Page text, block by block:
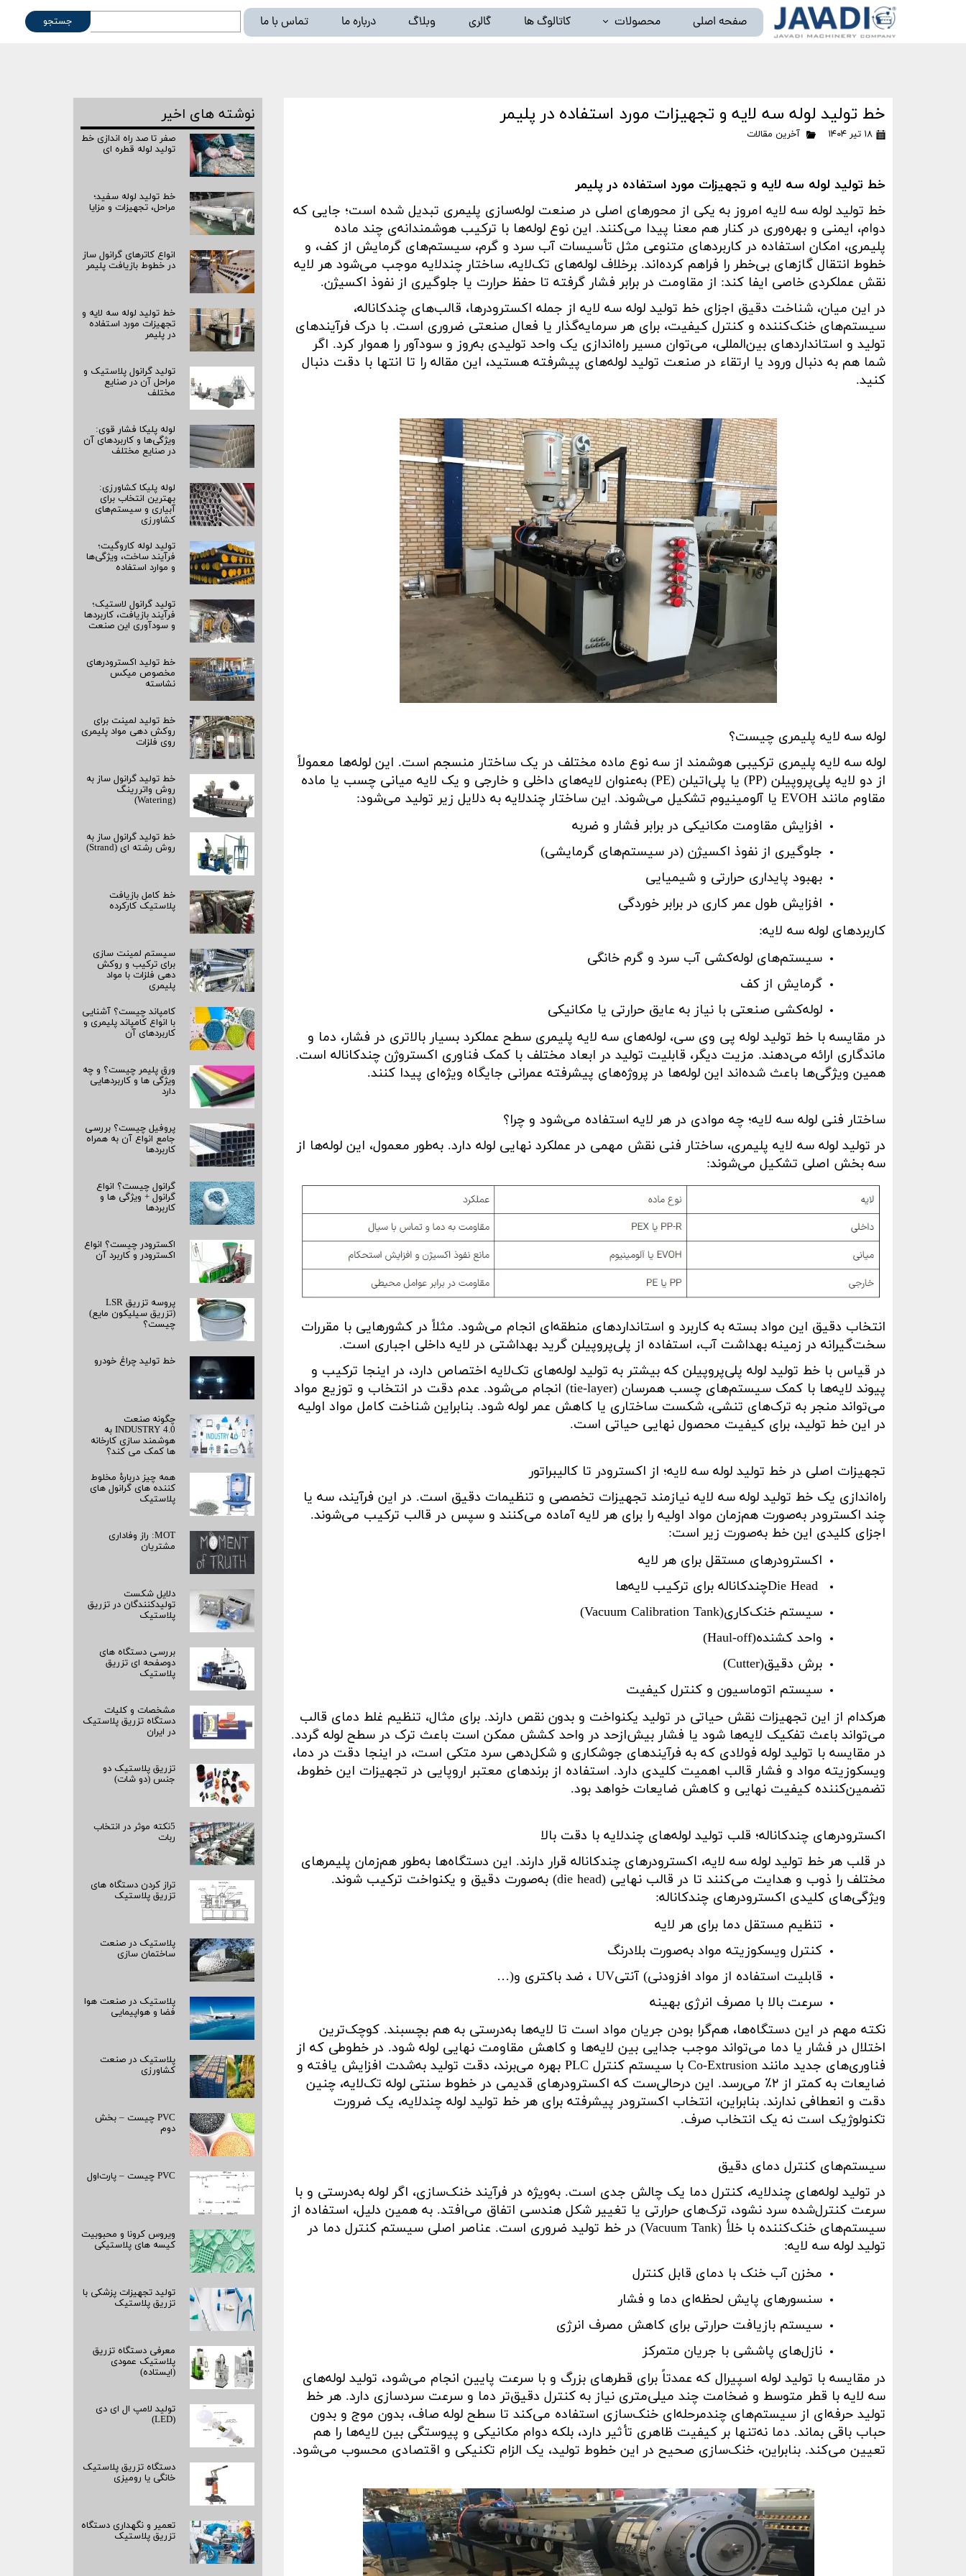
صفحه اصلی محصولات
خط شستشوی نایلون و تجهیزات وابسته
کاتالوگ ها گالری وبلاگ درباره ما تماس با ما جستجو
خط تولید لوله سه لایه و تجهیزات مورد استفاده در پلیمر
۱۸ تیر ۱۴۰۴ آخرین مقالات
خط تولید لوله سه لایه و تجهیزات مورد استفاده در پلیمر
خط تولید لوله سه لایه امروز به یکی از محورهای اصلی در صنعت لوله‌سازی پلیمری تبدیل شده است؛ جایی که
دوام، ایمنی و بهره‌وری در کنار هم معنا پیدا می‌کنند. این نوع لوله‌ها با ترکیب هوشمندانه‌ی چند ماده
پلیمری، امکان استفاده در کاربردهای متنوعی مثل تأسیسات آب سرد و گرم، سیستم‌های گرمایش از کف، و
خطوط انتقال گازهای بی‌خطر را فراهم کرده‌اند. برخلاف لوله‌های تک‌لایه، ساختار چندلایه موجب می‌شود هر لایه
نقش عملکردی خاصی ایفا کند: از مقاومت در برابر فشار گرفته تا حفظ حرارت یا جلوگیری از نفوذ اکسیژن.
در این میان، شناخت دقیق اجزای خط تولید لوله سه لایه از جمله اکسترودرها، قالب‌های چندکاناله،
سیستم‌های خنک‌کننده و کنترل کیفیت، برای هر سرمایه‌گذار یا فعال صنعتی ضروری است. با درک فرآیندهای
تولید و استانداردهای بین‌المللی، می‌توان مسیر راه‌اندازی یک واحد تولیدی به‌روز و سودآور را هموار کرد. اگر
شما هم به دنبال ورود یا ارتقاء در صنعت تولید لوله‌های پیشرفته هستید، این مقاله را تا انتها با دقت دنبال
کنید.
لوله سه لایه پلیمری چیست؟
لوله سه لایه پلیمری ترکیبی هوشمند از سه نوع ماده مختلف در یک ساختار منسجم است. این لوله‌ها معمولاً
از دو لایه پلی‌پروپیلن (PP) یا پلی‌اتیلن (PE) به‌عنوان لایه‌های داخلی و خارجی و یک لایه میانی چسب یا ماده
مقاوم مانند EVOH یا آلومینیوم تشکیل می‌شوند. این ساختار چندلایه به دلایل زیر تولید می‌شود:
افزایش مقاومت مکانیکی در برابر فشار و ضربه
جلوگیری از نفوذ اکسیژن (در سیستم‌های گرمایشی)
بهبود پایداری حرارتی و شیمیایی
افزایش طول عمر کاری در برابر خوردگی
کاربردهای لوله سه لایه:
سیستم‌های لوله‌کشی آب سرد و گرم خانگی
گرمایش از کف
لوله‌کشی صنعتی با نیاز به عایق حرارتی یا مکانیکی
در مقایسه با خط تولید لوله پی وی سی، لوله‌های سه لایه پلیمری سطح عملکرد بسیار بالاتری در فشار، دما و
ماندگاری ارائه می‌دهند. مزیت دیگر، قابلیت تولید در ابعاد مختلف با کمک فناوری اکستروژن چندکاناله است.
همین ویژگی‌ها باعث شده‌اند این لوله‌ها در پروژه‌های پیشرفته عمرانی جایگاه ویژه‌ای پیدا کنند.
ساختار فنی لوله سه لایه؛ چه موادی در هر لایه استفاده می‌شود و چرا؟
در تولید لوله سه لایه پلیمری، ساختار فنی نقش مهمی در عملکرد نهایی لوله دارد. به‌طور معمول، این لوله‌ها از
سه بخش اصلی تشکیل می‌شوند:
انتخاب دقیق این مواد بسته به کاربرد و استانداردهای منطقه‌ای انجام می‌شود. مثلاً در کشورهایی با مقررات
سخت‌گیرانه در زمینه بهداشت آب، استفاده از پلی‌پروپیلن گرید بهداشتی در لایه داخلی اجباری است.
در قیاس با خط تولید لوله‌ پلی‌‌پروپیلن که بیشتر به تولید لوله‌های تک‌لایه اختصاص دارد، در اینجا ترکیب و
پیوند لایه‌ها با کمک سیستم‌های چسب همرسان (tie-layer) انجام می‌شود. عدم دقت در انتخاب و توزیع مواد
می‌تواند منجر به ترک‌های تنشی، شکست ساختاری یا کاهش عمر لوله شود. بنابراین شناخت کامل مواد اولیه
در این خط تولید، برای کیفیت محصول نهایی حیاتی است.
تجهیزات اصلی در خط تولید لوله سه لایه؛ از اکسترودر تا کالیبراتور
راه‌اندازی یک خط تولید لوله سه لایه نیازمند تجهیزات تخصصی و تنظیمات دقیق است. در این فرآیند، سه یا
چند اکسترودر به‌صورت هم‌زمان مواد اولیه را برای هر لایه آماده می‌کنند و سپس در قالب ترکیب می‌شوند.
اجزای کلیدی این خط به‌صورت زیر است:
اکسترودرهای مستقل برای هر لایه
Die Headچندکاناله برای ترکیب لایه‌ها
سیستم خنک‌کاری(Vacuum Calibration Tank)
واحد کشنده(Haul-off)
برش دقیق(Cutter)
سیستم اتوماسیون و کنترل کیفیت
هرکدام از این تجهیزات نقش حیاتی در تولید یکنواخت و بدون نقص دارند. برای مثال، تنظیم غلط دمای قالب
می‌تواند باعث تفکیک لایه‌ها شود یا فشار بیش‌ازحد در واحد کشش ممکن است باعث ترک در سطح لوله گردد.
در مقایسه با تولید لوله فولادی که به فرآیندهای جوشکاری و شکل‌دهی سرد متکی است، در اینجا دقت در دما،
ویسکوزیته مواد و فشار قالب اهمیت کلیدی دارد. استفاده از برندهای معتبر اروپایی در تجهیزات این خطوط،
تضمین‌کننده کیفیت نهایی و کاهش ضایعات خواهد بود.
اکسترودرهای چندکاناله؛ قلب تولید لوله‌های چندلایه با دقت بالا
در قلب هر خط تولید لوله سه لایه، اکسترودرهای چندکاناله قرار دارند. این دستگاه‌ها به‌طور هم‌زمان پلیمرهای
مختلف را ذوب و هدایت می‌کنند تا در قالب نهایی (die head) به‌صورت دقیق و یکنواخت ترکیب شوند.
ویژگی‌های کلیدی اکسترودرهای چندکاناله:
تنظیم مستقل دما برای هر لایه
کنترل ویسکوزیته مواد به‌صورت بلادرنگ
قابلیت استفاده از مواد افزودنی( آنتیUV ، ضد باکتری و…)
سرعت بالا با مصرف انرژی بهینه
نکته مهم در این دستگاه‌ها، هم‌گرا بودن جریان مواد است تا لایه‌ها به‌درستی به هم بچسبند. کوچک‌ترین
اختلال در فشار یا دما می‌تواند موجب جدایی بین لایه‌ها و کاهش مقاومت نهایی لوله شود. در خطوطی که از
فناوری‌های جدید مانند Co-Extrusion با سیستم کنترل PLC بهره می‌برند، دقت تولید به‌شدت افزایش یافته و
ضایعات به کمتر از ۲٪
می‌رسد. این درحالی‌ست که اکسترودرهای قدیمی در خطوط سنتی لوله تک‌لایه، چنین
دقت و انعطافی ندارند. بنابراین، انتخاب اکسترودر پیشرفته برای هر خط تولید لوله چندلایه، یک ضرورت
تکنولوژیک است نه یک انتخاب صرف.
سیستم‌های کنترل دمای دقیق
در تولید لوله‌های چندلایه، کنترل دما یک چالش جدی است. به‌ویژه در فرآیند خنک‌سازی، اگر لوله به‌درستی و با
سرعت کنترل‌شده سرد نشود، ترک‌های حرارتی یا تغییر شکل هندسی اتفاق می‌افتد. به همین دلیل، استفاده از
سیستم‌های خنک‌کننده با خلأ (Vacuum Tank) در خط تولید ضروری است. عناصر اصلی سیستم کنترل دما در
تولید لوله سه لایه:
مخزن آب خنک با دمای قابل کنترل
سنسورهای پایش لحظه‌ای دما و فشار
سیستم بازیافت حرارتی برای کاهش مصرف انرژی
نازل‌های پاششی با جریان متمرکز
در مقایسه با تولید لوله اسپیرال که عمدتاً برای قطرهای بزرگ و با سرعت پایین انجام می‌شود، تولید لوله‌های
سه لایه با قطر متوسط و ضخامت چند میلی‌متری نیاز به کنترل دقیق‌تر دما و سرعت سردسازی دارد. هر خط
تولید حرفه‌ای از سیستم‌های چندمرحله‌ای خنک‌سازی استفاده می‌کند تا سطح لوله صاف، بدون موج و بدون
حباب باقی بماند. دما نه‌تنها بر کیفیت ظاهری تأثیر دارد، بلکه دوام مکانیکی و پیوستگی بین لایه‌ها را هم
تعیین می‌کند. بنابراین، خنک‌سازی صحیح در این خطوط تولید، یک الزام تکنیکی و اقتصادی محسوب می‌شود.
نوشته های اخیر
صفر تا صد راه‌ اندازی خط
تولید لوله قطره ای
خط تولید لوله سفید؛
مراحل، تجهیزات و مزایا
انواع کاترهای گرانول ساز
در خطوط بازیافت پلیمر
خط تولید لوله سه لایه و
تجهیزات مورد استفاده
در پلیمر
تولید گرانول پلاستیک و
مراحل آن در صنایع
مختلف
لوله پلیکا فشار قوی:
ویژگی‌ها و کاربردهای آن
در صنایع مختلف
لوله پلیکا کشاورزی:
بهترین انتخاب برای
آبیاری و سیستم‌های
کشاورزی
تولید لوله کاروگیت؛
فرآیند ساخت، ویژگی‌ها
و موارد استفاده
تولید گرانول لاستیک؛
فرآیند بازیافت، کاربردها
و سودآوری این صنعت
خط تولید اکسترودرهای
مخصوص میکس
نشاسته
خط تولید لمینت برای
روکش‌ دهی مواد پلیمری
روی فلزات
خط تولید گرانول ساز به
روش واتررینگ
(Watering)
خط تولید گرانول ساز به
روش رشته‌ ای (Strand)
خط کامل بازیافت
پلاستیک کارکرده
سیستم لمینت‌ سازی
برای ترکیب و روکش‌
دهی فلزات با مواد
پلیمری
کامپاند چیست؟ آشنایی
با انواع کامپاند پلیمری و
کاربردهای آن
ورق پلیمر چیست؟ و چه
ویژگی ها و کاربردهایی
دارد
پروفیل چیست؟ بررسی
جامع انواع آن به همراه
کاربردها
گرانول چیست؟ انواع
گرانول + ویژگی ها و
کاربردها
اکسترودر چیست؟ انواع
اکسترودر و کاربرد آن
پروسه تزریق LSR
(تزریق سیلیکون مایع)
چیست؟
خط تولید چراغ خودرو
چگونه صنعت
INDUSTRY 4.0 به
هوشمند سازی کارخانه
ها کمک می کند؟
همه چیز دربارۀ مخلوط
کننده های گرانول های
پلاستیک
MOT: راز وفاداری
مشتریان
دلایل شکست
تولیدکنندگان در تزریق
پلاستیک
بررسی دستگاه های
دوصفحه ای تزریق
پلاستیک
مشخصات و کلیات
دستگاه تزریق پلاستیک
در ایران
تزریق پلاستیک دو
جنس (دو شات)
5نکته موثر در انتخاب
ربات
تراز کردن دستگاه های
تزریق پلاستیک
پلاستیک در صنعت
ساختمان سازی
پلاستیک در صنعت هوا
فضا و هواپیمایی
پلاستیک در صنعت
کشاورزی
PVC چیست – بخش
دوم
PVC چیست – پارت‌اول
ویروس کرونا و محبوبیت
کیسه­ های پلاستیکی
تولید تجهیزات پزشکی با
تزریق پلاستیک
معرفی دستگاه تزریق
پلاستیک عمودی
(ایستاده)
تولید لامپ ال ای دی
(LED)
دستگاه تزریق پلاستیک
خانگی یا رومیزی
تعمیر و نگهداری دستگاه
تزریق پلاستیک